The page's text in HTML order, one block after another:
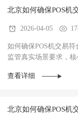
北京如何确保POS机
2026-04-05
如何确保POS机交易
监管真实场景要求，
查看详细
北京如何确保POS机